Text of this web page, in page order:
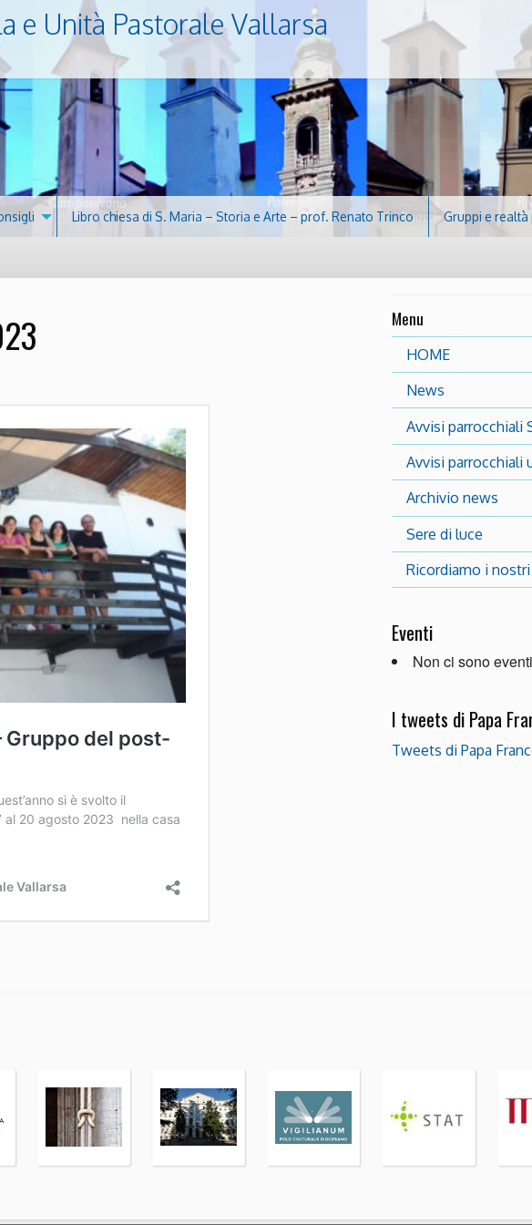
e Unità Pastorale Vallarsa
Libro chiesa di S. Maria – Storia e Arte – prof. Renato Trinco Gruppi e
Menu
HOME
News
Avvisi parrocchiali
Avvisi parrocchiali
Archivio news
Sere di luce
Ricordiamo i
Eventi
Non ci sono eventi
I tweets di Papa
Tweets di Papa